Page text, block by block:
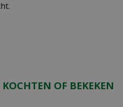
OF BEKEKEN